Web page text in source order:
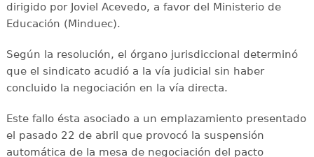
dirigido por Joviel Acevedo, a favor del Ministerio de
Educación (Minduec).
Según la resolución, el órgano jurisdiccional determinó
que el sindicato acudió a la vía judicial sin haber
concluido la negociación en la vía directa.
Este fallo ésta asociado a un emplazamiento presentado
el pasado 22 de abril que provocó la suspensión
automática de la mesa de negociación del pacto